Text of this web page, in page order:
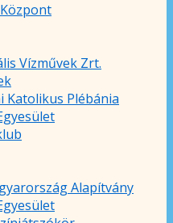
Vízművek Zrt.
Katolikus Plébánia
Alapítvány